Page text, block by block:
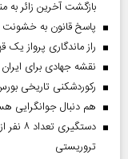
بازگشت آخرین زائر به
پاسخ قانون به خشونت
راز ماندگاری پرواز یک
نقشه جهادی برای ایران
رکوردشکنی تاریخی
هم دنبال جوانگرایی
تروریستی